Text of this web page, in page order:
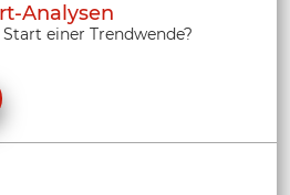
Analysen
einer Trendwende?